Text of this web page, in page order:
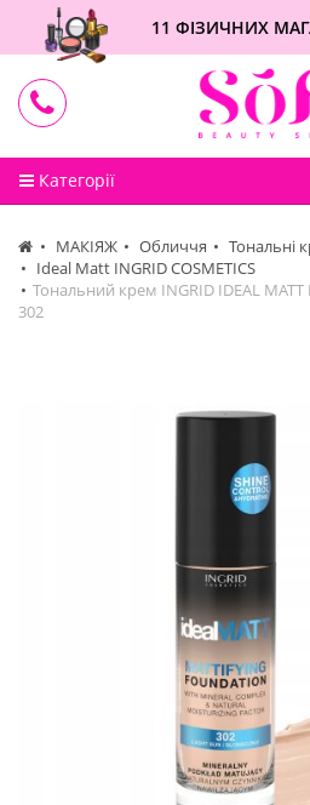
11 ФІЗИЧНИХ
Категорії
МАКІЯЖ Обличчя
Тональні
Ideal Matt INGRID COSMETICS
Тональний крем INGRID IDEAL
302